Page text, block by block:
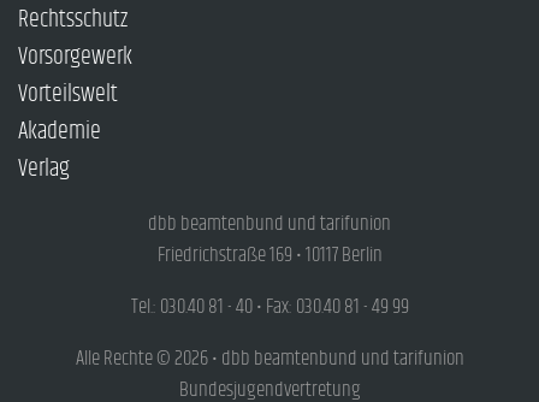
Rechtsschutz
Vorsorgewerk
Vorteilswelt
Akademie
Verlag
dbb beamtenbund und tarifunion
Friedrichstraße 169 • 10117 Berlin
Tel.: 030.40 81 - 40 • Fax: 030.40 81 - 49 99
Alle Rechte © 2026 • dbb beamtenbund und tarifunion
Bundesjugendvertretung